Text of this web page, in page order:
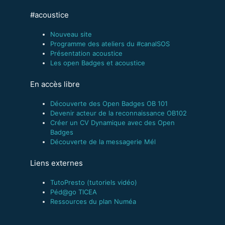
#acoustice
Nouveau site
Programme des ateliers du #canalSOS
Présentation acoustice
Les open Badges et acoustice
En accès libre
Découverte des Open Badges OB 101
Devenir acteur de la reconnaissance OB102
Créer un CV Dynamique avec des Open
Badges
Découverte de la messagerie Mél
Liens externes
TutoPresto (tutoriels vidéo)
Péd@go TICEA
Ressources du plan Numéa